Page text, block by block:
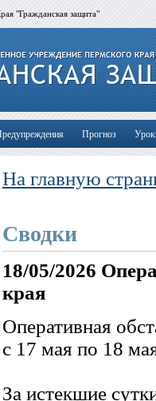
"Гражданская защита"
Прогноз
На главную
Сводки
18/05/2026
края
Оперативная
с 17 мая по 18
За истекшие